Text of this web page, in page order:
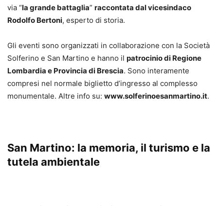
via “la grande battaglia” raccontata dal vicesindaco
Rodolfo Bertoni, esperto di storia.
Gli eventi sono organizzati in collaborazione con la Società
Solferino e San Martino e hanno il patrocinio di Regione
Lombardia e Provincia di Brescia. Sono interamente
compresi nel normale biglietto d’ingresso al complesso
monumentale. Altre info su: www.solferinoesanmartino.it.
San Martino: la memoria, il turismo e la
tutela ambientale